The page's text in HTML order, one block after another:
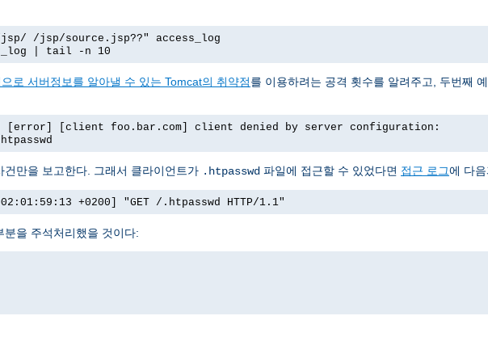
/jsp/source.jsp??" access_log
| tail -n 10
로 서버정보를 알아낼 수 있는 Tomcat의 취약점를 이용하려는 공격 횟수를 알려주고, 두번째
[error] [client foo.bar.com] client denied by server configuration:
만을 보고한다. 그래서 클라이언트가 .htpasswd 파일에 접근할 수 있었다면 접근 로그에 다
+0200] "GET /.htpasswd HTTP/1.1"
을 주석처리했을 것이다: